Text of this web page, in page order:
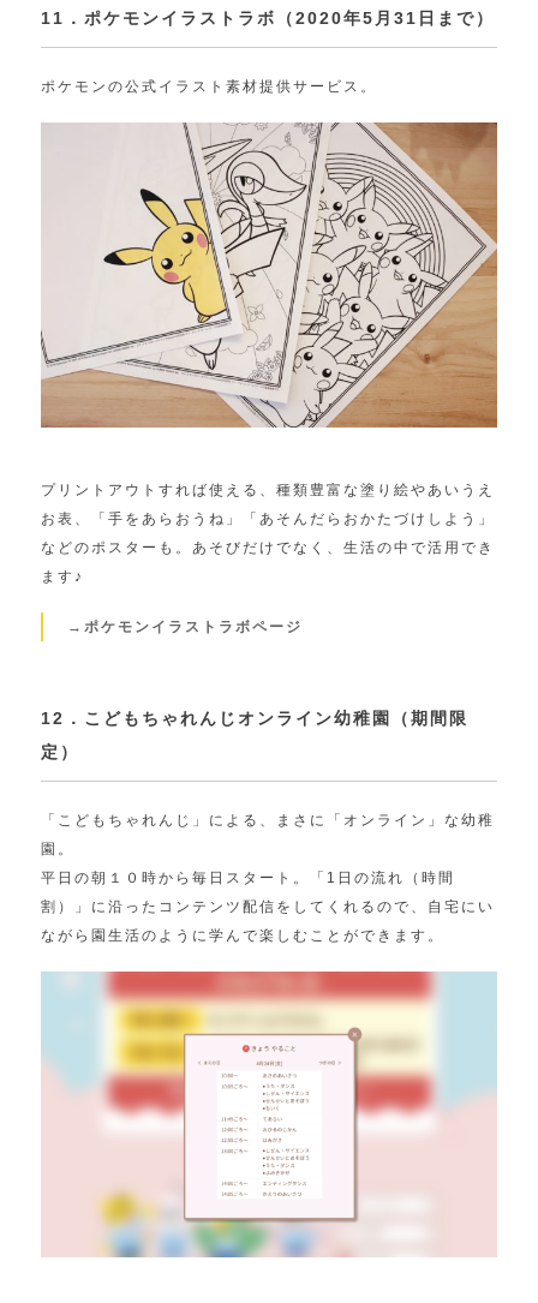
11．ポケモンイラストラボ（2020年5月31日まで）
ポケモンの公式イラスト素材提供サービス。
プリントアウトすれば使える、種類豊富な塗り絵やあいうえ
お表、「手をあらおうね」「あそんだらおかたづけしよう」
などのポスターも。あそびだけでなく、生活の中で活用でき
ます♪
→ポケモンイラストラボページ
12．こどもちゃれんじオンライン幼稚園（期間限
定）
「こどもちゃれんじ」による、まさに「オンライン」な幼稚
園。
平日の朝１０時から毎日スタート。「1日の流れ（時間
割）」に沿ったコンテンツ配信をしてくれるので、自宅にい
ながら園生活のように学んで楽しむことができます。